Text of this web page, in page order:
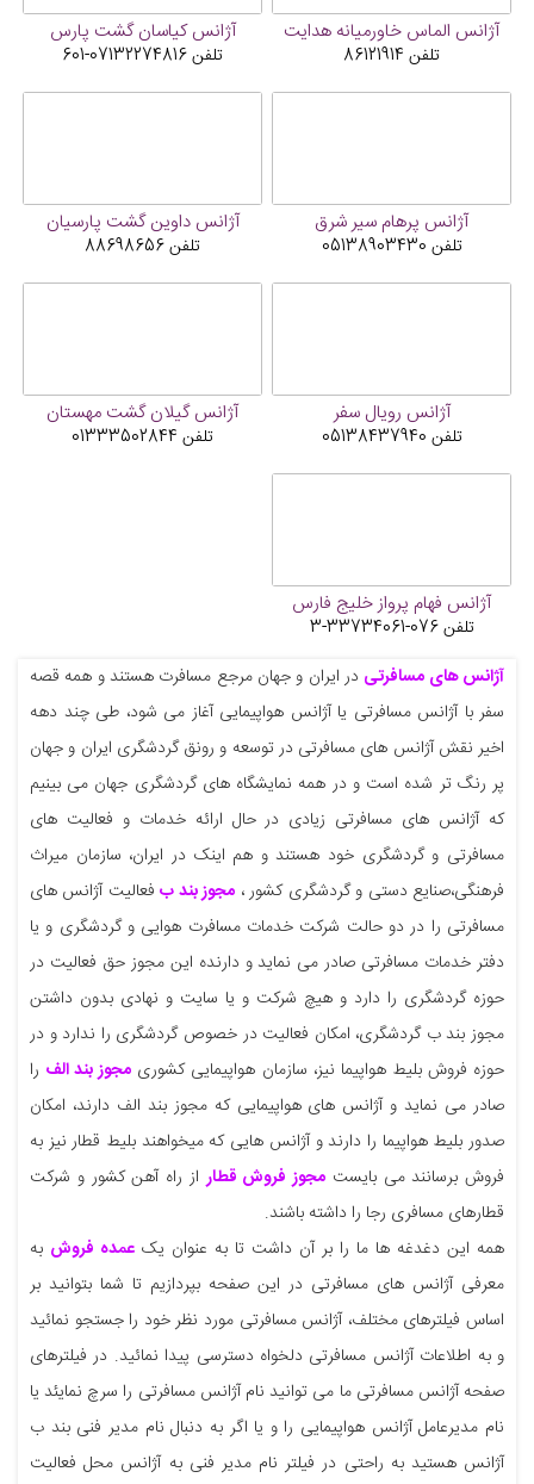
آژانس الماس خاورمیانه هدایت
تلفن 86121914
آژانس کیاسان گشت پارس
تلفن07132274816-601
آژانس پرهام سیر شرق
تلفن 05138903430
آژانس داوین گشت پارسیان
تلفن88698656
آژانس رویال سفر
تلفن 05138437940
آژانس گیلان گشت مهستان
تلفن 01333502844
آژانس فهام پرواز خليج فارس
تلفن076-33734061-3
آژانس های مسافرتی در ایران و جهان مرجع مسافرت هستند و همه قصه
سفر با آژانس مسافرتی یا آژانس هواپیمایی آغاز می شود، طی چند دهه
اخیر نقش آژانس های مسافرتی در توسعه و رونق گردشگری ایران و جهان
پر رنگ تر شده است و در همه نمایشگاه های گردشگری جهان می بینیم
که آژانس های مسافرتی زیادی در حال ارائه خدمات و فعالیت های
مسافرتی و گردشگری خود هستند و هم اینک در ایران، سازمان میراث
فرهنگی،صنایع دستی و گردشگری کشور ، مجوز بند بفعالیت آژانس های
مسافرتی را در دو حالت شرکت خدمات مسافرت هوایی و گردشگری و یا
دفتر خدمات مسافرتی صادر می نماید و دارنده این مجوز حق فعالیت در
حوزه گردشگری را دارد و هیچ شرکت و یا سایت و نهادی بدون داشتن
مجوز بند ب گردشگری، امکان فعالیت در خصوص گردشگری را ندارد و در
حوزه فروش بلیط هواپیما نیز، سازمان هواپیمایی کشوری مجوز بند الف را
صادر می نماید و آژانس های هواپیمایی که مجوز بند الف دارند، امکان
صدور بلیط هواپیما را دارند و آژانس هایی که میخواهند بلیط قطار نیز به
فروش برسانند می بایست مجوز فروش قطاراز راه آهن کشور و شرکت
قطارهای مسافری رجا را داشته باشند.
همه این دغدغه ها ما را بر آن داشت تا به عنوان یک عمده فروش به
معرفی آژانس های مسافرتی در این صفحه بپردازیم تا شما بتوانید بر
اساس فیلترهای مختلف، آژانس مسافرتی مورد نظر خود را جستجو نمائید
و به اطلاعات آژانس مسافرتی دلخواه دسترسی پیدا نمائید. در فیلترهای
صفحه آژانس مسافرتی ما می توانید نام آژانس مسافرتی را سرچ نمایئد یا
نام مدیرعامل آژانس هواپیمایی را و یا اگر به دنبال نام مدیر فنی بند ب
آژانس هستید به راحتی در فیلتر نام مدیر فنی به آژانس محل فعالیت